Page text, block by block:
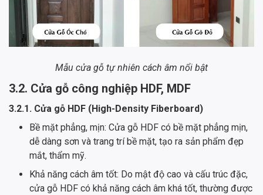
Mẫu cửa gỗ tự nhiên cách âm nổi bật
3.2. Cửa gỗ công nghiệp HDF, MDF
3.2.1. Cửa gỗ HDF (High-Density Fiberboard)
Bề mặt phẳng, mịn: Cửa gỗ HDF có bề mặt phẳng mịn,
dễ dàng sơn và trang trí bề mặt, tạo ra sản phẩm đẹp
mắt, thẩm mỹ.
Khả năng cách âm tốt: Do mật độ cao và cấu trúc đặc,
cửa gỗ HDF có khả năng cách âm khá tốt, thường được